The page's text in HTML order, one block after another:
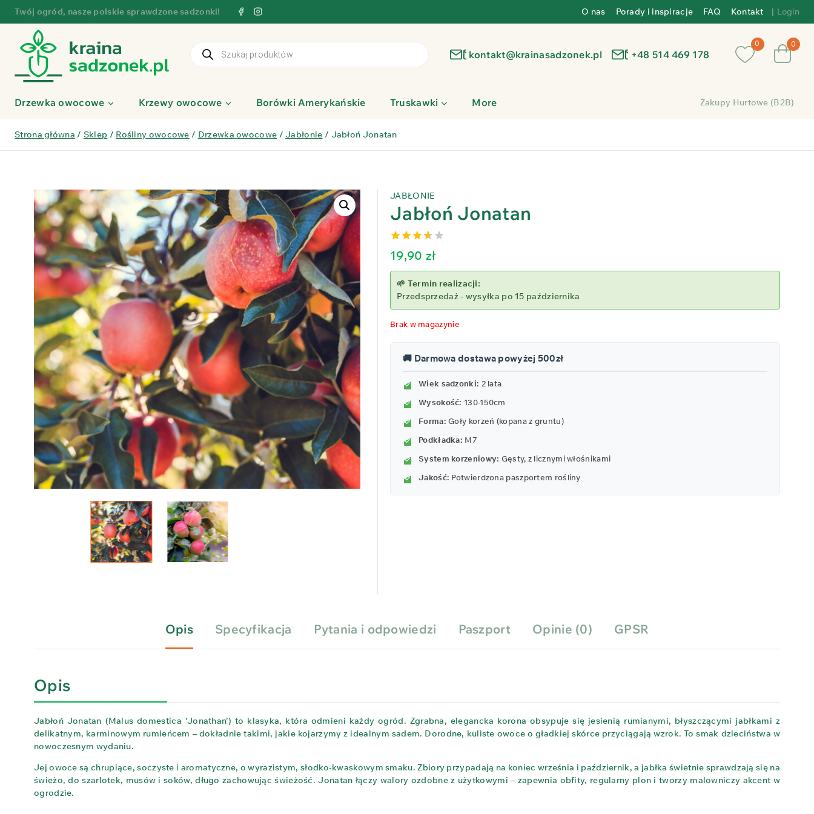
Twój ogród, nasze polskie sprawdzone sadzonki! O nas Porady i inspiracje FAQ Kontakt | Login
produktów kontakt@krainasadzonek.pl +48 514 469 178
0
Drzewka owocowe Krzewy owocowe Borówki Amerykańskie Truskawki More Zakupy Hurtowe (B2B)
Strona główna / Sklep / Rośliny owocowe / Drzewka owocowe / Jabłonie / Jabłoń Jonatan
JABŁONIE
Jabłoń Jonatan
3.63out
of 5
19,90 zł
🌱 Termin realizacji:
Przedsprzedaż - wysyłka po 15 października
Brak w magazynie
🚚 Darmowa dostawa powyżej 500zł
Wiek sadzonki: 2 lata
Wysokość: 130-150cm
Forma: Goły korzeń (kopana z gruntu)
Podkładka: M7
System korzeniowy: Gęsty, z licznymi włośnikami
Jakość: Potwierdzona paszportem rośliny
Opis Specyfikacja Pytania i odpowiedzi Paszport Opinie (0) GPSR
Opis
Jabłoń Jonatan (Malus domestica 'Jonathan’) to klasyka, która odmieni każdy ogród. Zgrabna, elegancka korona obsypuje się jesienią rumianymi, błyszczącymi jabłkami z
delikatnym, karminowym rumieńcem – dokładnie takimi, jakie kojarzymy z idealnym sadem. Dorodne, kuliste owoce o gładkiej skórce przyciągają wzrok. To smak dzieciństwa w
nowoczesnym wydaniu.
Jej owoce są chrupiące, soczyste i aromatyczne, o wyrazistym, słodko‑kwaskowym smaku. Zbiory przypadają na koniec września i październik, a jabłka świetnie sprawdzają się na
świeżo, do szarlotek, musów i soków, długo zachowując świeżość. Jonatan łączy walory ozdobne z użytkowymi – zapewnia obfity, regularny plon i tworzy malowniczy akcent w
ogrodzie.